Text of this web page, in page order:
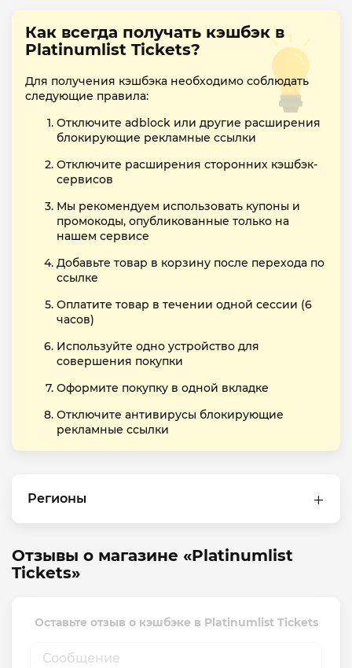
Как всегда получать кэшбэк в
Platinumlist Tickets?
Для получения кэшбэка необходимо соблюдать
следующие правила:
Отключите adblock или другие расширения
блокирующие рекламные ссылки
Отключите расширения сторонних кэшбэк-
сервисов
Мы рекомендуем использовать купоны и
промокоды, опубликованные только на
нашем сервисе
Добавьте товар в корзину после перехода по
ссылке
Оплатите товар в течении одной сессии (6
часов)
Используйте одно устройство для
совершения покупки
Оформите покупку в одной вкладке
Отключите антивирусы блокирующие
рекламные ссылки
Регионы
Отзывы о магазине «Platinumlist
Tickets»
Оставьте отзыв о кэшбэке в Platinumlist Tickets